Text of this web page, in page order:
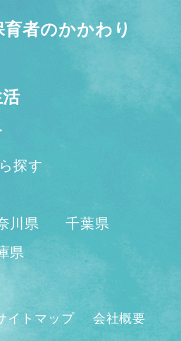
者のかかわり
探す
川県
千葉県
県
イトマップ 会社概要